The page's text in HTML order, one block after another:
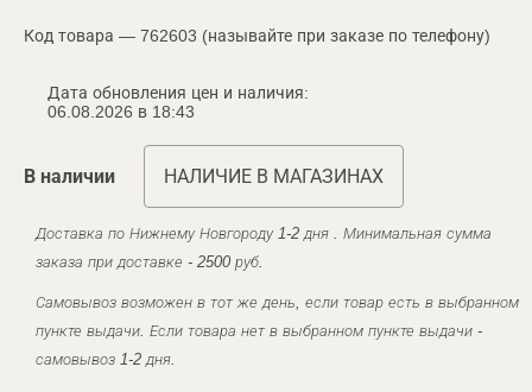
Код товара — 762603 (называйте при заказе по телефону)
Дата обновления цен и наличия:
06.08.2026 в 18:43
В наличии НАЛИЧИЕ В МАГАЗИНАХ
Доставка по Нижнему Новгороду 1-2 дня . Минимальная сумма
заказа при доставке - 2500 руб.
Самовывоз возможен в тот же день, если товар есть в выбранном
пункте выдачи. Если товара нет в выбранном пункте выдачи -
самовывоз 1-2 дня.